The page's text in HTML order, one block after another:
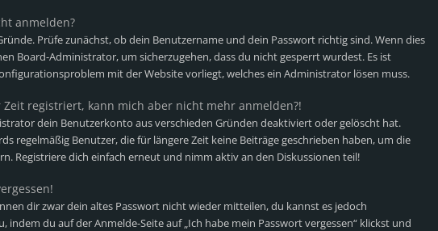
anmelden?
Prüfe zunächst, ob dein Benutzername und dein Passwort richtig sind. Wenn dies
Board-Administrator, um sicherzugehen, dass du nicht gesperrt wurdest. Es ist
mit der Website vorliegt, welches ein Administrator lösen muss.
registriert, kann mich aber nicht mehr anmelden?!
dein Benutzerkonto aus verschieden Gründen deaktiviert oder gelöscht hat.
regelmäßig Benutzer, die für längere Zeit keine Beiträge geschrieben haben, um die
Registriere dich einfach erneut und nimm aktiv an den Diskussionen teil!
dir zwar dein altes Passwort nicht wieder mitteilen, du kannst es jedoch
indem du auf der Anmelde-Seite auf „Ich habe mein Passwort vergessen“ klickst und